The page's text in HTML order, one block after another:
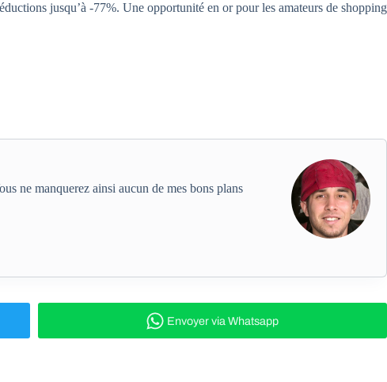
jusqu’à -77%. Une opportunité en or pour les amateurs de shopping
ne manquerez ainsi aucun de mes bons plans
Envoyervia Whatsapp